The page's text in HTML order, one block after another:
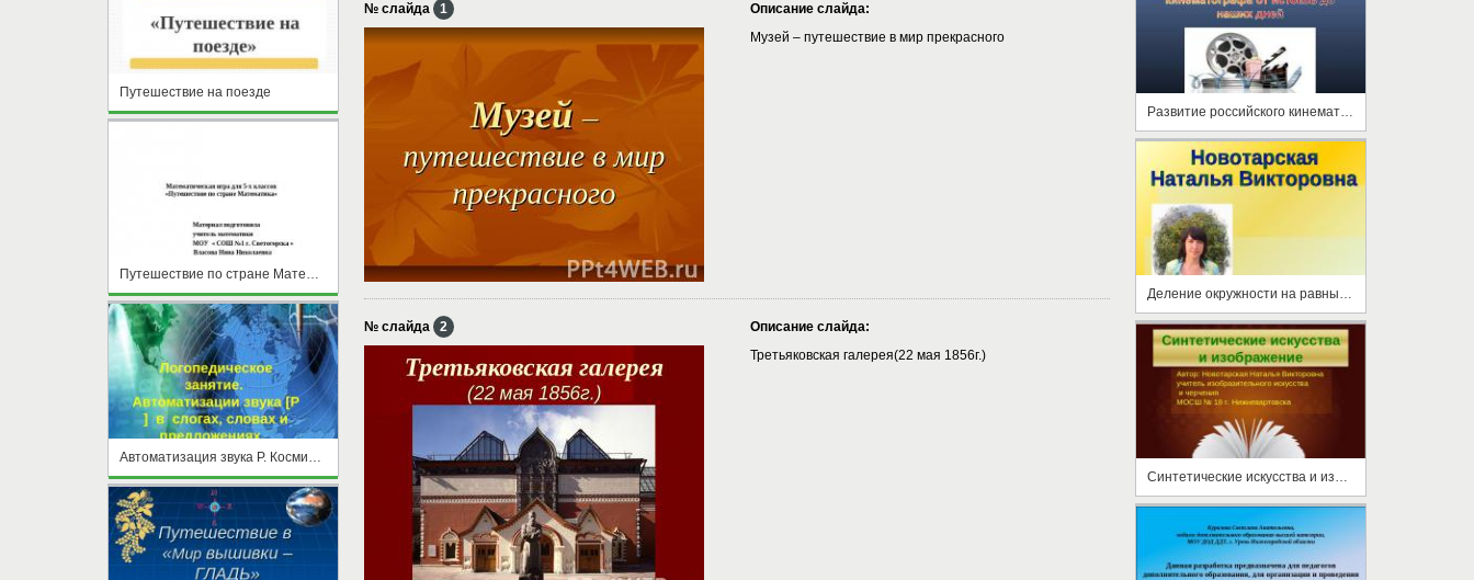
Путешествие на поезде
Путешествие по стране Математика
№ слайда 1
Описание слайда:
Музей – путешествие в мир прекрасного
№ слайда 2
Описание слайда:
Третьяковская галерея(22 мая 1856г.)
Развитие российского кинематографа от истоков до наших дней
Деление окружности на равные части